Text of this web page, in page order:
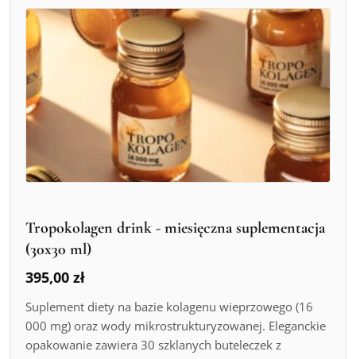
Tropokolagen drink - miesięczna suplementacja
(30x30 ml)
395,00zł
Suplement diety na bazie kolagenu wieprzowego (16
000 mg) oraz wody mikrostrukturyzowanej. Eleganckie
opakowanie zawiera 30 szklanych buteleczek z